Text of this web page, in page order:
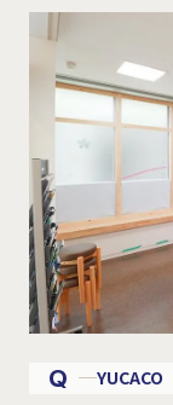
Q YUCACO